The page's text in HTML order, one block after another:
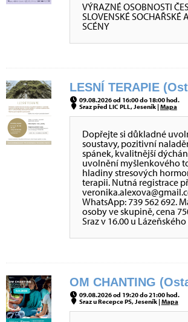
VÝRAZNÉ OSOBNOSTI
SLOVENSKÉ SOCHAŘSKÉ
SCÉNY
LESNÍ TERAPIE
09.08.2026 od 16:00 do 18:00 hod.
Sraz před LIC PLL, Jeseník |Mapa
Dopřejte si důkladné
soustavy, pozitivní
spánek, kvalitnější
uvolnění myšlenkového
hladiny stresových
terapii. Nutná registrace
WhatsApp: 739 562 692.
osoby ve skupině, cena
Sraz v 16.00 u
OM CHANTING
09.08.2026 od 19:20 do 21:00 hod.
Sraz u Recepce PS, Jeseník |Mapa